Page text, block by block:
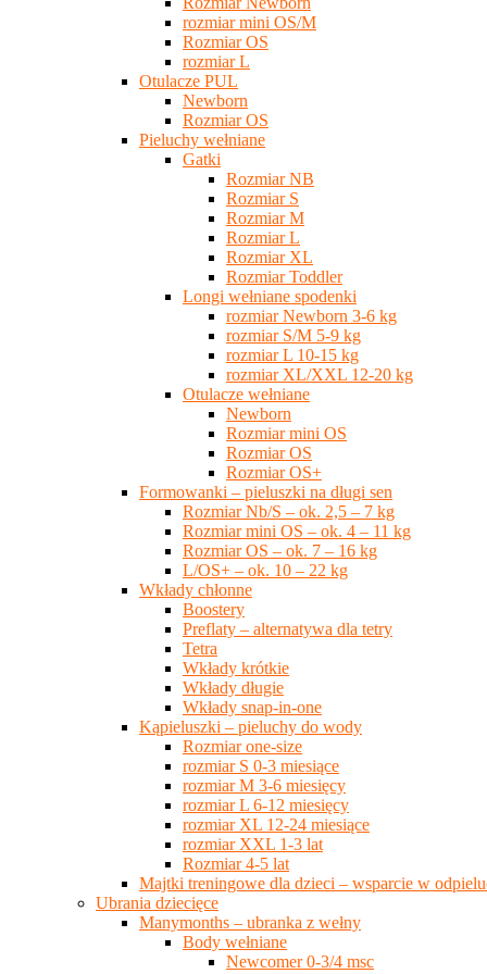
rozmiar mini OS/M
Rozmiar OS
rozmiar L
Otulacze PUL
Newborn
Rozmiar OS
Pieluchy wełniane
Gatki
Rozmiar NB
Rozmiar S
Rozmiar M
Rozmiar L
Rozmiar XL
Rozmiar Toddler
Longi wełniane spodenki
rozmiar Newborn 3-6 kg
rozmiar S/M 5-9 kg
rozmiar L 10-15 kg
rozmiar XL/XXL 12-20 kg
Otulacze wełniane
Newborn
Rozmiar mini OS
Rozmiar OS
Rozmiar OS+
Formowanki – pieluszki na długi sen
Rozmiar Nb/S – ok. 2,5 – 7 kg
Rozmiar mini OS – ok. 4 – 11 kg
Rozmiar OS – ok. 7 – 16 kg
L/OS+ – ok. 10 – 22 kg
Wkłady chłonne
Boostery
Preflaty – alternatywa dla tetry
Tetra
Wkłady krótkie
Wkłady długie
Wkłady snap-in-one
Kąpieluszki – pieluchy do wody
Rozmiar one-size
rozmiar S 0-3 miesiące
rozmiar M 3-6 miesięcy
rozmiar L 6-12 miesięcy
rozmiar XL 12-24 miesiące
rozmiar XXL 1-3 lat
Rozmiar 4-5 lat
Majtki treningowe dla dzieci – wsparcie w
Ubrania dziecięce
Manymonths – ubranka z wełny
Body wełniane
Newcomer 0-3/4 msc